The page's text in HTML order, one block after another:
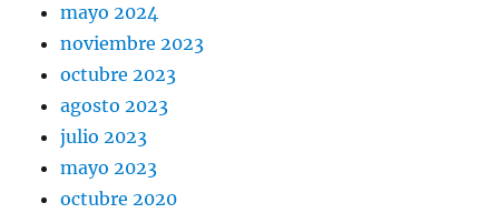
mayo 2024
noviembre 2023
octubre 2023
agosto 2023
julio 2023
mayo 2023
octubre 2020